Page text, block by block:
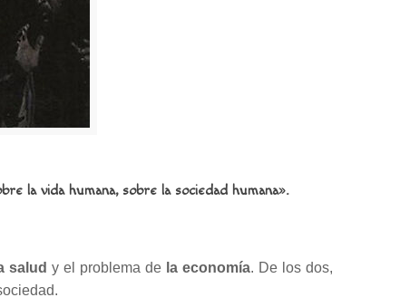
la vida humana, sobre la sociedad humana».
salud y el problema de la economía. De los dos,